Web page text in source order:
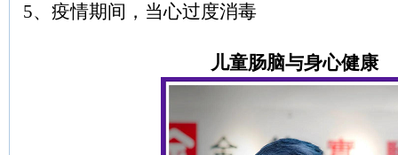
5、疫情期间，当心过度消毒
儿童肠脑与身心健康